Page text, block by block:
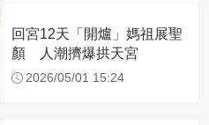
回宮12天「開爐」媽祖展聖
顏 人潮擠爆拱天宮
2026/05/01 15:24